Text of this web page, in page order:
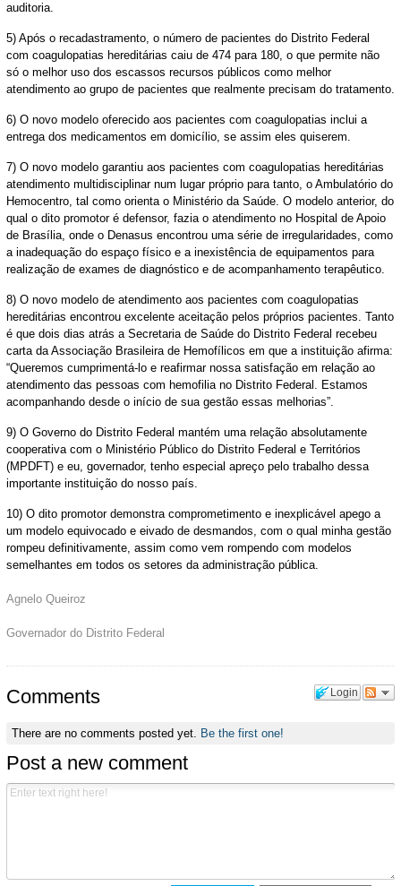
auditoria.
5) Após o recadastramento, o número de pacientes do Distrito Federal
com coagulopatias hereditárias caiu de 474 para 180, o que permite não
só o melhor uso dos escassos recursos públicos como melhor
atendimento ao grupo de pacientes que realmente precisam do tratamento.
6) O novo modelo oferecido aos pacientes com coagulopatias inclui a
entrega dos medicamentos em domicílio, se assim eles quiserem.
7) O novo modelo garantiu aos pacientes com coagulopatias hereditárias
atendimento multidisciplinar num lugar próprio para tanto, o Ambulatório do
Hemocentro, tal como orienta o Ministério da Saúde. O modelo anterior, do
qual o dito promotor é defensor, fazia o atendimento no Hospital de Apoio
de Brasília, onde o Denasus encontrou uma série de irregularidades, como
a inadequação do espaço físico e a inexistência de equipamentos para
realização de exames de diagnóstico e de acompanhamento terapêutico.
8) O novo modelo de atendimento aos pacientes com coagulopatias
hereditárias encontrou excelente aceitação pelos próprios pacientes. Tanto
é que dois dias atrás a Secretaria de Saúde do Distrito Federal recebeu
carta da Associação Brasileira de Hemofílicos em que a instituição afirma:
“Queremos cumprimentá-lo e reafirmar nossa satisfação em relação ao
atendimento das pessoas com hemofilia no Distrito Federal. Estamos
acompanhando desde o início de sua gestão essas melhorias”.
9) O Governo do Distrito Federal mantém uma relação absolutamente
cooperativa com o Ministério Público do Distrito Federal e Territórios
(MPDFT) e eu, governador, tenho especial apreço pelo trabalho dessa
importante instituição do nosso país.
10) O dito promotor demonstra comprometimento e inexplicável apego a
um modelo equivocado e eivado de desmandos, com o qual minha gestão
rompeu definitivamente, assim como vem rompendo com modelos
semelhantes em todos os setores da administração pública.
Agnelo Queiroz
Governador do Distrito Federal
Login
Comments
There are no comments posted yet. Be the first one!
Post a new comment